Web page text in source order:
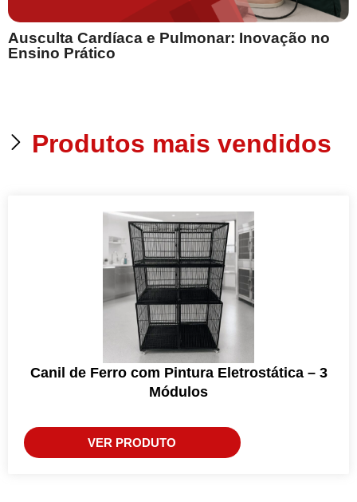
Ausculta Cardíaca e Pulmonar: Inovação no
Ensino Prático
Produtos mais vendidos
Canil de Ferro com Pintura Eletrostática – 3
Módulos
VER PRODUTO